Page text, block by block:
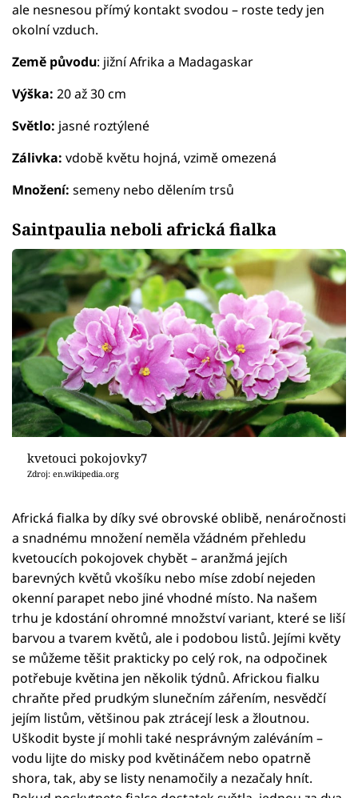
ale nesnesou přímý kontakt svodou – roste tedy jen
okolní vzduch.
Země původu: jižní Afrika a Madagaskar
Výška: 20 až 30 cm
Světlo: jasné roztýlené
Zálivka: vdobě květu hojná, vzimě omezená
Množení: semeny nebo dělením trsů
Saintpaulia neboli africká fialka
kvetouci pokojovky7
Zdroj: en.wikipedia.org
Africká fialka by díky své obrovské oblibě, nenáročnosti
a snadnému množení neměla vžádném přehledu
kvetoucích pokojovek chybět – aranžmá jejích
barevných květů vkošíku nebo míse zdobí nejeden
okenní parapet nebo jiné vhodné místo. Na našem
trhu je kdostání ohromné množství variant, které se liší
barvou a tvarem květů, ale i podobou listů. Jejími květy
se můžeme těšit prakticky po celý rok, na odpočinek
potřebuje květina jen několik týdnů. Africkou fialku
chraňte před prudkým slunečním zářením, nesvědčí
jejím listům, většinou pak ztrácejí lesk a žloutnou.
Uškodit byste jí mohli také nesprávným zaléváním –
vodu lijte do misky pod květináčem nebo opatrně
shora, tak, aby se listy nenamočily a nezačaly hnít.